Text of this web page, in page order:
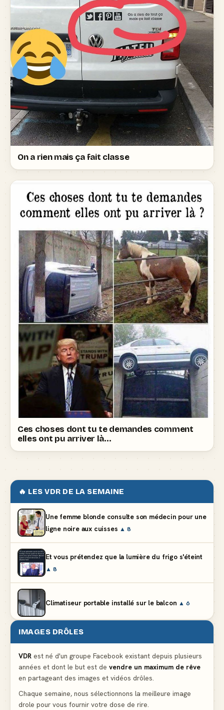
On a rien mais ça fait classe
Ces choses dont tu te demandes comment
elles ont pu arriver là…
🔥 LES VDR DE LA SEMAINE
Une femme blonde consulte son médecin pour une
ligne noire aux cuisses ▲ 8
Et vous prétendez que la lumière du frigo s'éteint
▲ 8
Climatiseur portable installé sur le balcon ▲ 6
Partager l'addition alors que vous n'avez pris
Le mendiant revient avec un livre de cuisine
IMAGES DRÔLES
VDR est né d'un groupe Facebook existant depuis plusieurs
années et dont le but est de vendre un maximum de rêve
en partageant des images et vidéos drôles.
Chaque semaine, nous sélectionnons la meilleure image
drole pour vous fournir votre dose de rire.